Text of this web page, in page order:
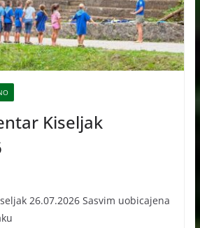
Kiseljak
26.07.2026 Sasvim uobicajena